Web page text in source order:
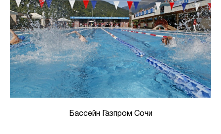
Бассейн Газпром Сочи